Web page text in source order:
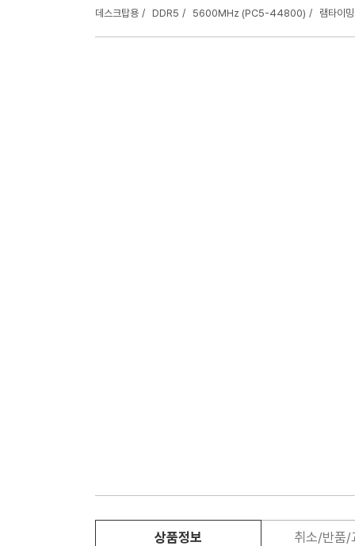
데스크탑용 DDR5 5600MHz (PC5-44800) 램타이
상품정보 취소/반품/